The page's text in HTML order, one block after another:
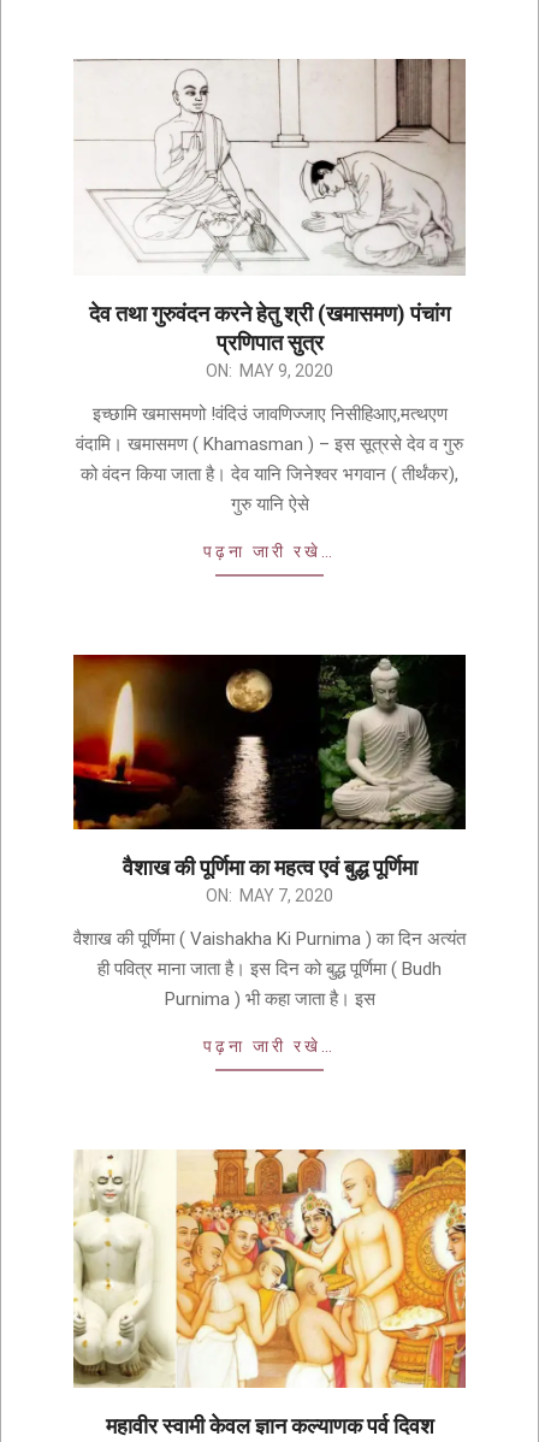
देव तथा गुरुवंदन करने हेतु श्री (खमासमण) पंचांग
प्रणिपात सुत्र
ON: MAY 9, 2020
इच्छामि खमासमणो !वंदिउं जावणिज्जाए निसीहिआए,मत्थएण
वंदामि। खमासमण ( Khamasman ) – इस सूत्रसे देव व गुरु
को वंदन किया जाता है। देव यानि जिनेश्वर भगवान ( तीर्थंकर),
गुरु यानि ऐसे
पढ़ना जारी रखे…
वैशाख की पूर्णिमा का महत्व एवं बुद्ध पूर्णिमा
ON: MAY 7, 2020
वैशाख की पूर्णिमा ( Vaishakha Ki Purnima ) का दिन अत्यंत
ही पवित्र माना जाता है। इस दिन को बुद्ध पूर्णिमा ( Budh
Purnima ) भी कहा जाता है। इस
पढ़ना जारी रखे…
महावीर स्वामी केवल ज्ञान कल्याणक पर्व दिवश